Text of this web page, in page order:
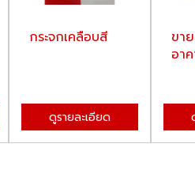
กระจกเคลือบสี
ดูรายละเอียด
ขา
อา